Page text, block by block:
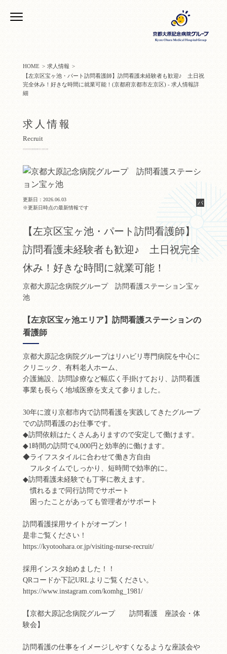
HOME
求人情報
【左京区宝ヶ池・パート訪問看護師】訪問看護未経験者も歓迎♪ 土日祝
完全休み！好きな時間に就業可能！(京都府京都市左京区) - 求人情報詳
細
求人情報
Recruit
更新日：2026.06.03
※更新日時点の最新情報です
パ
【左京区宝ヶ池・パート訪問看護師】
訪問看護未経験者も歓迎♪ 土日祝完全
休み！好きな時間に就業可能！
京都大原記念病院グループ 訪問看護ステーション宝ヶ
池
【左京区宝ヶ池エリア】訪問看護ステーションの
看護師
京都大原記念病院グループはリハビリ専門病院を中心に
クリニック、有料老人ホーム、
介護施設、訪問診療など幅広く手掛けており、訪問看護
事業も長らく地域医療を支えて参りました。
30年に渡り京都市内で訪問看護を実践してきたグループ
での訪問看護のお仕事です。
◆訪問依頼はたくさんありますので安定して働けます。
◆1時間の訪問で4,000円と効率的に働けます。
◆ライフスタイルに合わせて働き方自由
フルタイムでしっかり、短時間で効率的に。
◆訪問看護未経験でも丁寧に教えます。
慣れるまで同行訪問でサポート
困ったことがあっても管理者がサポート
訪問看護採用サイトがオープン！
是非ご覧ください！
https://kyotoohara.or.jp/visiting-nurse-recruit/
採用インスタ始めました！！
QRコードか下記URLよりご覧ください。
https://www.instagram.com/komhg_1981/
【京都大原記念病院グループ 訪問看護 座談会・体
験会】
訪問看護の仕事をイメージしやすくなるような座談会や